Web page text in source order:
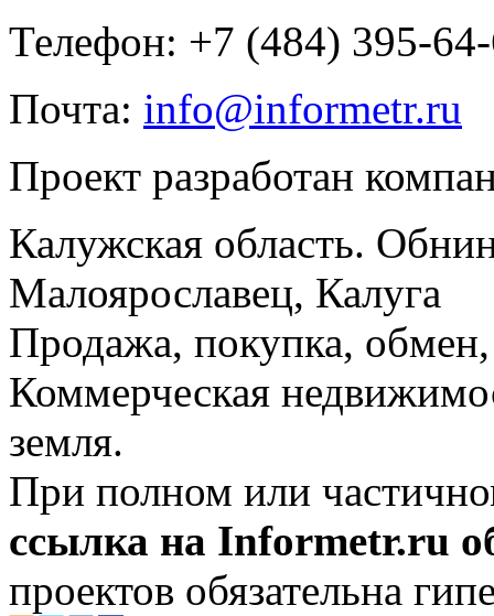
Телефон: +7 (484) 395-
Почта: info@informetr.ru
Проект разработан
Калужская область.
Малоярославец, Калуга
Продажа, покупка, обмен,
Коммерческая
земля.
При полном или
ссылка на Informetr.ru
проектов обязательна